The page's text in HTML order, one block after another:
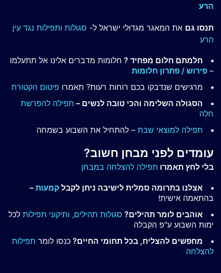
הרע
תנסו גם את המאגר מגדולי ישראל ל- סגולות ותפילות נגד עין
הרע
חלמתם חלום מפחיד ? חלומות מדברים אלינו אל תתעלמו
– פירוש / פתרון חלומות
מרגישים שנדבקו בכם רוחות רעות? תאמרו פיטום הקטורת
הסגולה השלימה והכי טובה לנשים – תפילה להפרשת
חלה
תפילה למוצאי שבת – להתחיל את השבוע בשמחה
עומדים לפני מבחן חשוב?
בלי לחץ תאמרו תפילה להצלחה במבחן
אצלנו בתרומה סמלית לישיבה ניתן לקבל קמעות –
בהתאמה אישית!
אוהבים לומר תהילים? סגולות תהילים, ותיקוני תפילות לכל
ימות השבוע ע"פ הקבלה
מחפשים להצליח, בכל תחומי החיים? כנסו לומר תפילות
להצלחה